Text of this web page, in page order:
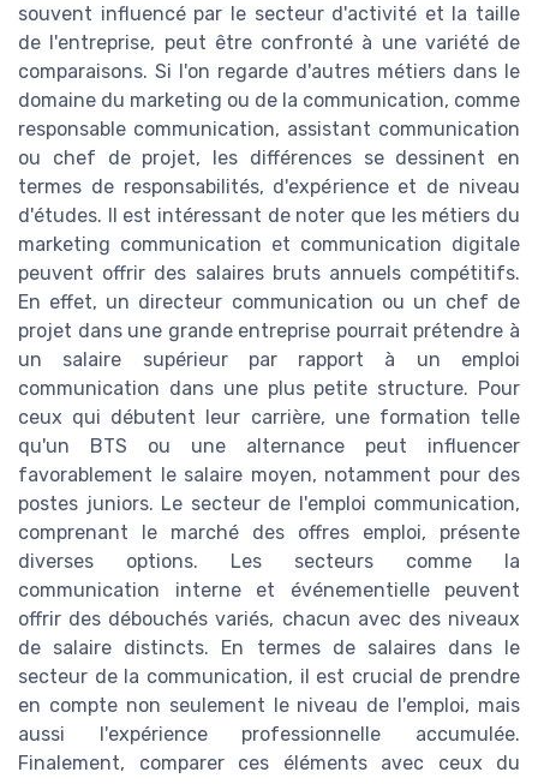
souvent influencé par le secteur d'activité et la taille
de l'entreprise, peut être confronté à une variété de
comparaisons. Si l'on regarde d'autres métiers dans le
domaine du marketing ou de la communication, comme
responsable communication, assistant communication
ou chef de projet, les différences se dessinent en
termes de responsabilités, d'expérience et de niveau
d'études. Il est intéressant de noter que les métiers du
marketing communication et communication digitale
peuvent offrir des salaires bruts annuels compétitifs.
En effet, un directeur communication ou un chef de
projet dans une grande entreprise pourrait prétendre à
un salaire supérieur par rapport à un emploi
communication dans une plus petite structure. Pour
ceux qui débutent leur carrière, une formation telle
qu'un BTS ou une alternance peut influencer
favorablement le salaire moyen, notamment pour des
postes juniors. Le secteur de l'emploi communication,
comprenant le marché des offres emploi, présente
diverses options. Les secteurs comme la
communication interne et événementielle peuvent
offrir des débouchés variés, chacun avec des niveaux
de salaire distincts. En termes de salaires dans le
secteur de la communication, il est crucial de prendre
en compte non seulement le niveau de l'emploi, mais
aussi l'expérience professionnelle accumulée.
Finalement, comparer ces éléments avec ceux du